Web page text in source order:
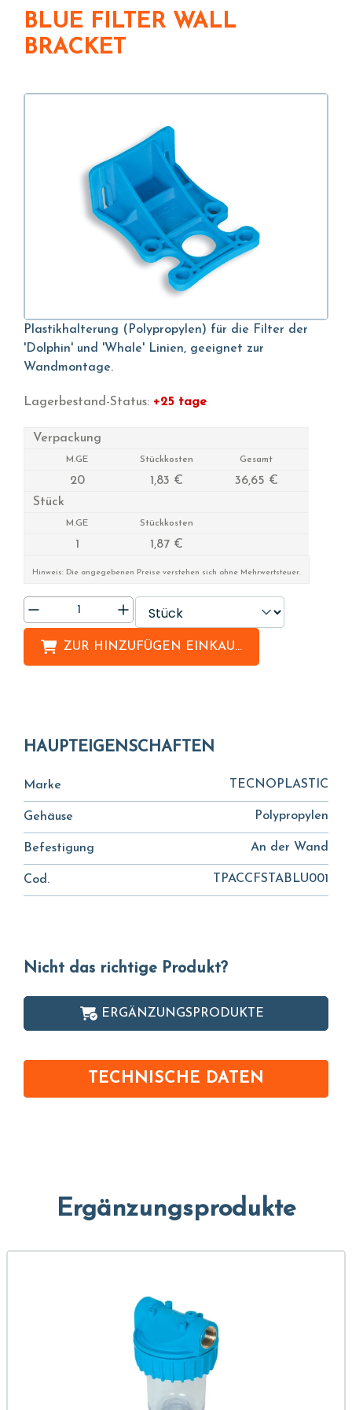
BLUE FILTER WALL
BRACKET
Plastikhalterung (Polypropylen) für die Filter der
'Dolphin' und 'Whale' Linien, geeignet zur
Wandmontage.
Lagerbestand-Status: +25 tage
Verpackung
M.GE Stückkosten Gesamt
20 1,83 €
36,65 €
Stück
M.GE Stückkosten
1 1,87 €
Hinweis: Die angegebenen Preise verstehen sich ohne Mehrwertsteuer.
ZUR HINZUFÜGEN EINKAUFSLISTE
HAUPTEIGENSCHAFTEN
Marke TECNOPLASTIC
Gehäuse Polypropylen
Befestigung An der Wand
Cod. TPACCFSTABLU001
Nicht das richtige Produkt?
ERGÄNZUNGSPRODUKTE
TECHNISCHE DATEN
Ergänzungsprodukte